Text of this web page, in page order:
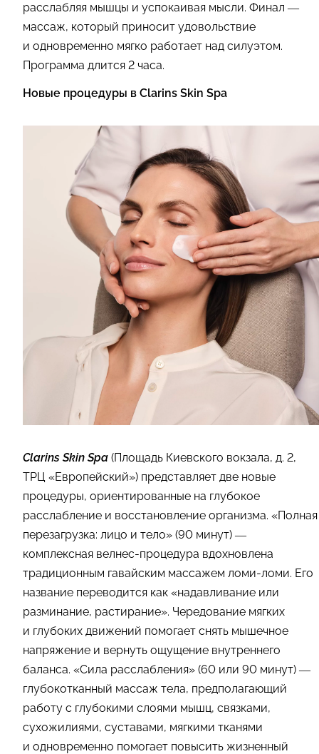
расслабляя мышцы и успокаивая мысли. Финал —
массаж, который приносит удовольствие
и одновременно мягко работает над силуэтом.
Программа длится 2 часа.
Новые процедуры в Clarins Skin Spa
Clarins Skin Spa (Площадь Киевского вокзала, д. 2,
ТРЦ «Европейский») представляет две новые
процедуры, ориентированные на глубокое
расслабление и восстановление организма. «Полная
перезагрузка: лицо и тело» (90 минут) —
комплексная велнес-процедура вдохновлена
традиционным гавайским массажем ломи-ломи. Его
название переводится как «надавливание или
разминание, растирание». Чередование мягких
и глубоких движений помогает снять мышечное
напряжение и вернуть ощущение внутреннего
баланса. «Сила расслабления» (60 или 90 минут) —
глубокотканный массаж тела, предполагающий
работу с глубокими слоями мышц, связками,
сухожилиями, суставами, мягкими тканями
и одновременно помогает повысить жизненный